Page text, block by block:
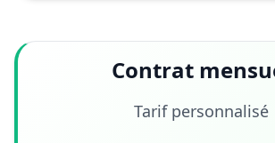
Contrat
Tarif personnalisé